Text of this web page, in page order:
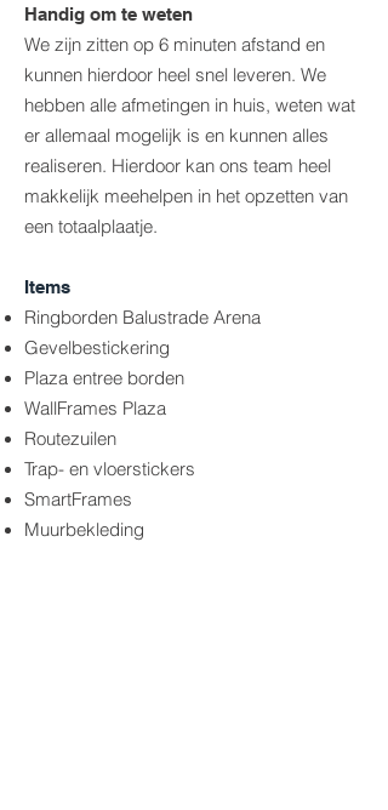
Handig om te weten
We zijn zitten op 6 minuten afstand en
kunnen hierdoor heel snel leveren. We
hebben alle afmetingen in huis, weten wat
er allemaal mogelijk is en kunnen alles
realiseren. Hierdoor kan ons team heel
makkelijk meehelpen in het opzetten van
een totaalplaatje.
Items
Ringborden Balustrade Arena
Gevelbestickering
Plaza entree borden
WallFrames Plaza
Routezuilen
Trap- en vloerstickers
SmartFrames
Muurbekleding